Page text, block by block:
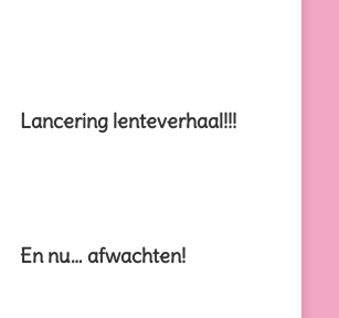
Lancering lenteverhaal!!!
En nu… afwachten!